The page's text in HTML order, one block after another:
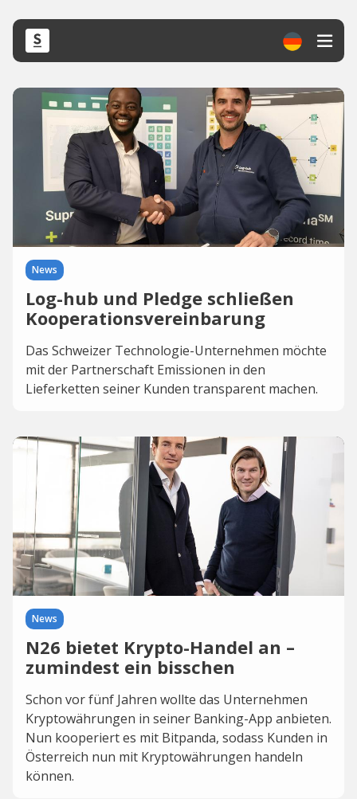
News
Log-hub und Pledge schließen
Kooperationsvereinbarung
Das Schweizer Technologie-Unternehmen möchte
mit der Partnerschaft Emissionen in den
Lieferketten seiner Kunden transparent machen.
News
N26 bietet Krypto-Handel an –
zumindest ein bisschen
Schon vor fünf Jahren wollte das Unternehmen
Kryptowährungen in seiner Banking-App anbieten.
Nun kooperiert es mit Bitpanda, sodass Kunden in
Österreich nun mit Kryptowährungen handeln
können.